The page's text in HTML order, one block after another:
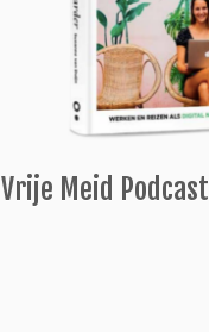
Vrije Meid Podcast